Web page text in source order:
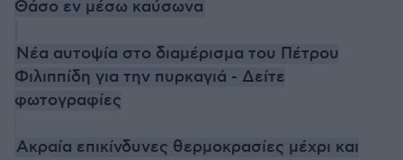
Θάσο εν μέσω καύσωνα
Νέα αυτοψία στο διαμέρισμα του Πέτρου
Φιλιππίδη για την πυρκαγιά - Δείτε
φωτογραφίες
Ακραία επικίνδυνες θερμοκρασίες μέχρι και